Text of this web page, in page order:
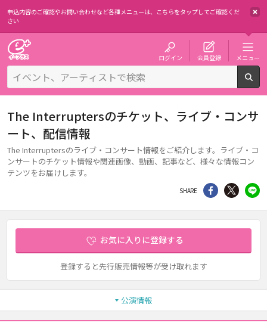
申込内容のご確認やお問い合わせなど各種メニューは、 こちらをタップしてご確認くだ
さい
ログイン 会員登録 メニュー
The Interruptersのチケット、ライブ・コンサ
ート、配信情報
The Interruptersのライブ・コンサート情報をご紹介します。ライブ・コ
ンサートのチケット情報や関連画像、動画、記事など、様々な情報コン
テンツをお届けします。
SHARE シェア Twitter
お気に入りに登録する
登録すると先行販売情報等が受け取れます
公演情報